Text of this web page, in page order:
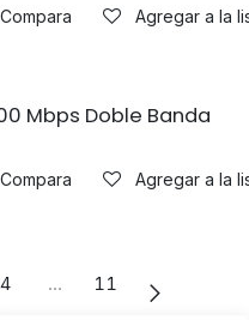
Compara Agregar a la
Mbps Doble Banda
Compara Agregar a la
4 … 11